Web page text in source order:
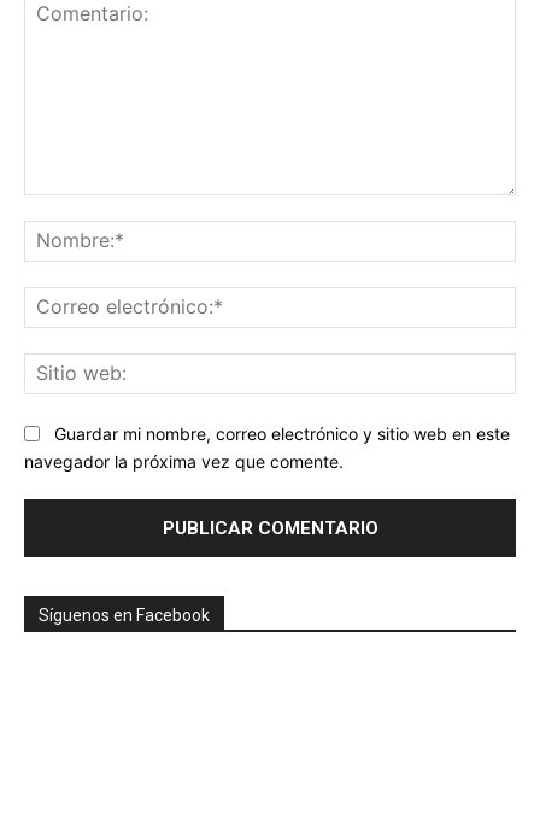
Guardar mi nombre, correo electrónico y sitio web en este
navegador la próxima vez que comente.
Síguenos en Facebook